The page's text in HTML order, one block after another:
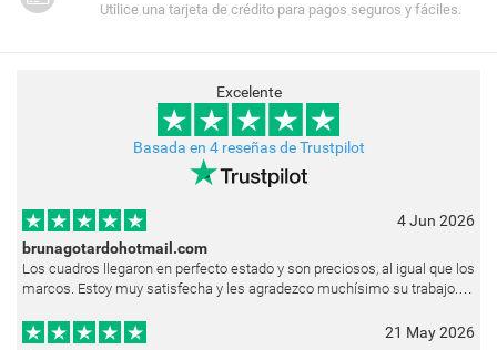
Utilice una tarjeta de crédito para pagos seguros y fáciles.
Excelente
Basada en 4 reseñas de Trustpilot
4 Jun 2026
brunagotardohotmail.com
Los cuadros llegaron en perfecto estado y son preciosos, al igual que los
marcos. Estoy muy satisfecha y les agradezco muchísimo su trabajo.
21 May 2026